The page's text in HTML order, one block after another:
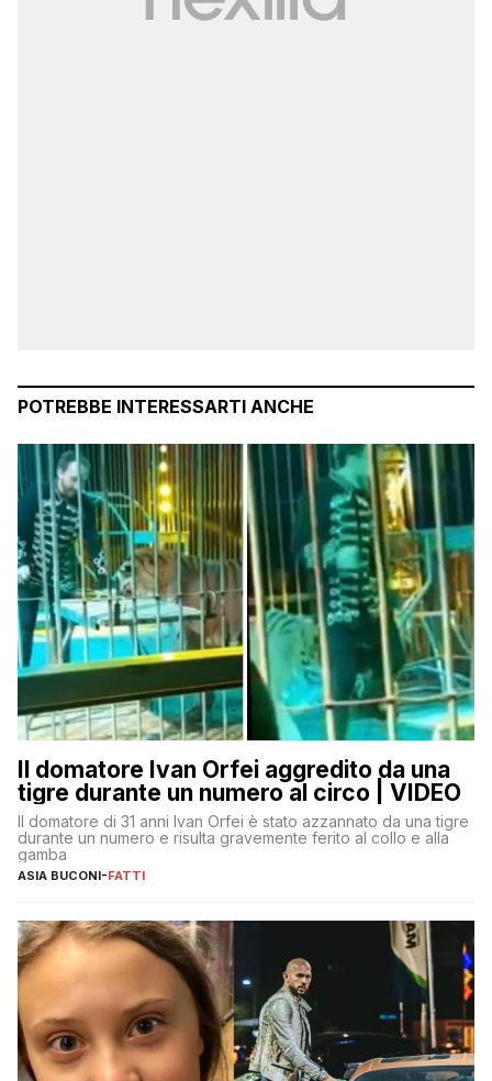
POTREBBE INTERESSARTI ANCHE
Il domatore Ivan Orfei aggredito da una
tigre durante un numero al circo | VIDEO
Il domatore di 31 anni Ivan Orfei è stato azzannato da una tigre
durante un numero e risulta gravemente ferito al collo e alla
gamba
ASIA BUCONI-FATTI